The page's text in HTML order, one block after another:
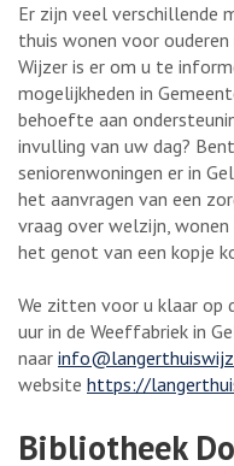
Er zijn veel verschillende
thuis wonen voor ouderen
Wijzer is er om u te
mogelijkheden in
behoefte aan
invulling van uw dag?
seniorenwoningen er in
het aanvragen van een
vraag over welzijn,
het genot van een kopje
We zitten voor u klaar op
uur in de Weeffabriek in
naar
website https://
Bibliotheek